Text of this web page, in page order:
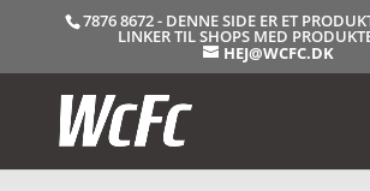
7876 8672 - DENNE SIDE ER ET
LINKER TIL SHOPS MED
HEJ@WCFC.DK